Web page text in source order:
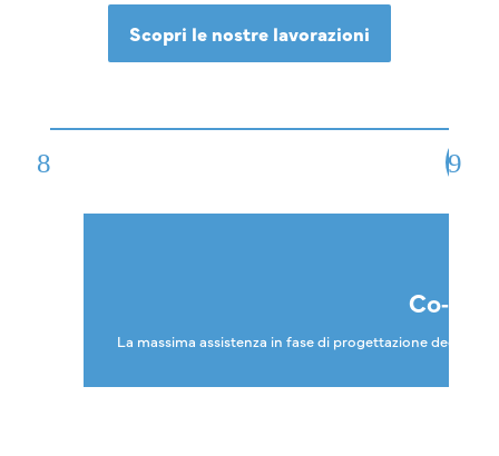
Scopri le nostre lavorazioni
Co-
La massima assistenza in fase di progettazione degli